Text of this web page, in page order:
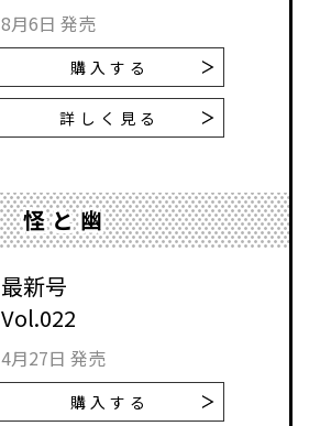
8月6日 発売
購入する
詳しく見る
怪と幽
最新号
Vol.022
4月27日 発売
購入する